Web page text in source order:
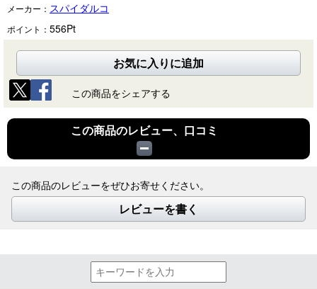
メーカー： スパイダルコ
ポイント： 556Pt
お気に入りに追加
この商品をシェアする
この商品のレビュー、口コミ
この商品のレビューをぜひお寄せください。
レビューを書く